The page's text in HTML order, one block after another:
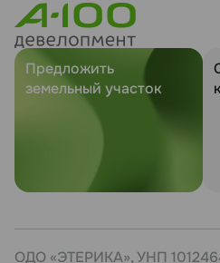
Предложить
земельный участок
ОДО «ЭТЕРИКА», УНП